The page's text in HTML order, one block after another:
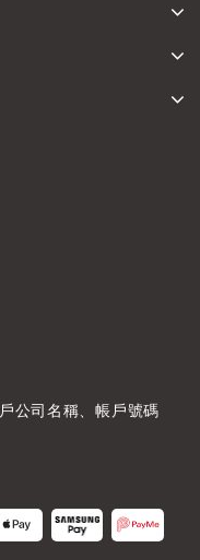
公司名稱、帳戶號碼